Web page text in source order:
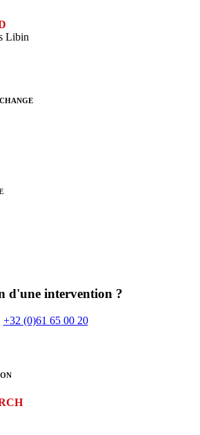
Libin
d'une intervention ?
+32 (0)61 65 00 20